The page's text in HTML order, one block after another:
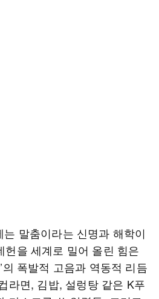
는 말춤이라는 신명과 해학이
헌을 세계로 밀어 올린 힘은
의 폭발적 고음과 역동적 리듬
라면, 김밥, 설렁탕 같은 K푸